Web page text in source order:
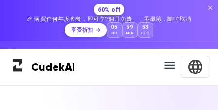
60% off
🎉 購買任何年度套餐，即可享7個月免費——零風險，隨時取消
享受折扣 05
HR
59
MIN
52
SEC
CudekAI